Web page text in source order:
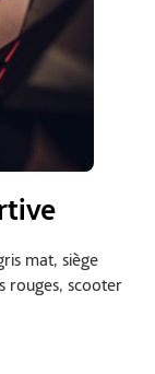
mat, siège
rouges, scooter